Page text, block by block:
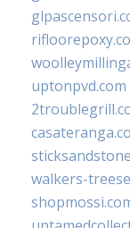
uptonpvd.com
walkers-